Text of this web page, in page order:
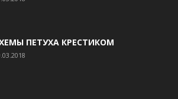
ПЕТУХА КРЕСТИКОМ